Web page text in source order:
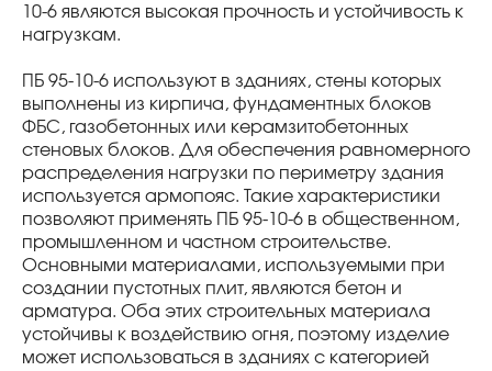
10-6 являются высокая прочность и устойчивость к
нагрузкам.
ПБ 95-10-6 используют в зданиях, стены которых
выполнены из кирпича, фундаментных блоков
ФБС, газобетонных или керамзитобетонных
стеновых блоков. Для обеспечения равномерного
распределения нагрузки по периметру здания
используется армопояс. Такие характеристики
позволяют применять ПБ 95-10-6 в общественном,
промышленном и частном строительстве.
Основными материалами, используемыми при
создании пустотных плит, являются бетон и
арматура. Оба этих строительных материала
устойчивы к воздействию огня, поэтому изделие
может использоваться в зданиях с категорией